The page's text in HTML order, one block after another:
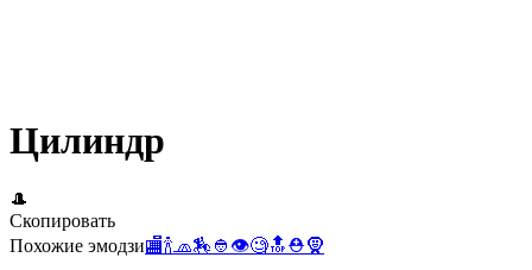
Цилиндр
🎩
Скопировать
Похожие эмодзи🏬🍾 🧢🏇 👲 👁️🧐🔝⛑️🧕